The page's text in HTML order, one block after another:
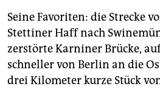
Seine Favoriten: die Strecke
Stettiner Haff nach
zerstörte Karniner Brücke,
schneller von Berlin an die
drei Kilometer kurze Stück